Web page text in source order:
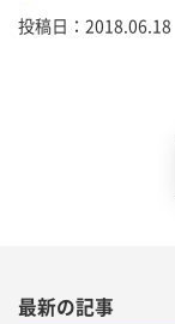
投稿日：2018.06.18
最新の記事